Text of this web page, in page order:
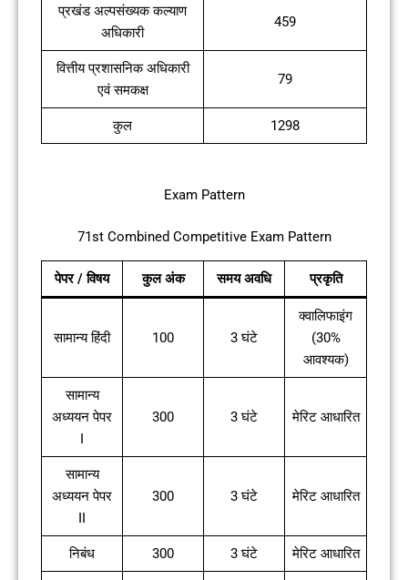
प्रखंड अल्पसंख्यक कल्याण
अधिकारी
459
वित्तीय प्रशासनिक अधिकारी
एवं समकक्ष
79
कुल 1298
Exam Pattern
71st Combined Competitive Exam Pattern
पेपर / विषय कुल अंक समय अवधि प्रकृति
सामान्य हिंदी 100 3 घंटे
क्वालिफाइंग
(30%
आवश्यक)
सामान्य
अध्ययन पेपर
I
300 3 घंटे मेरिट आधारित
सामान्य
अध्ययन पेपर
II
300 3 घंटे मेरिट आधारित
निबंध 300 3 घंटे मेरिट आधारित